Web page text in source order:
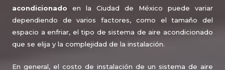
acondicionado en la Ciudad de México puede variar
dependiendo de varios factores, como el tamaño del
espacio a enfriar, el tipo de sistema de aire acondicionado
que se elija y la complejidad de la instalación.
En general, el costo de instalación de un sistema de aire